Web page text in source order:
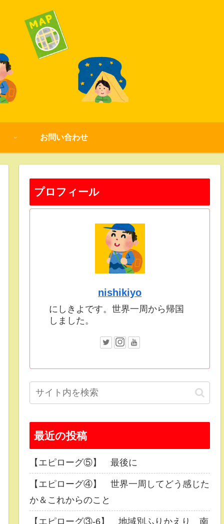
お問い合わせ
プロフィール
nishikiyo
にしきよです。世界一周から帰国
しました。
最近の投稿
【エピローグ⑤】 最後に
【エピローグ④】 世界一周してどう感じた
か＆これからのこと
【エピローグ③-6】 地域別ふりかえり 南